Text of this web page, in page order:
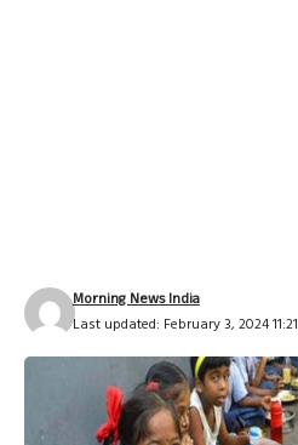
Last updated: February 3, 2024 11:21
Morning News India